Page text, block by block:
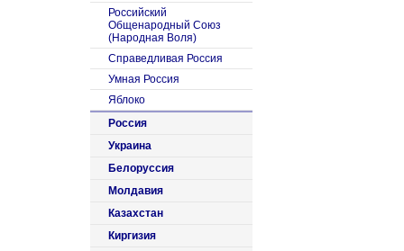
Российский
Общенародный Союз
(Народная Воля)
Справедливая Россия
Умная Россия
Яблоко
Россия
Украина
Белоруссия
Молдавия
Казахстан
Киргизия